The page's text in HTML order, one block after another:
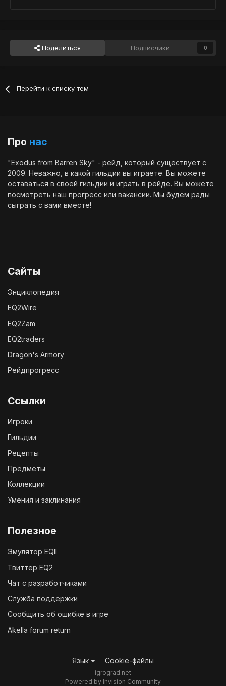
Поделиться Подписчики 0
Перейти к списку тем
Про нас
"Exodus from Barren Sky" - рейд, который существует с
2009. Неважно, в какой гильдии вы играете. Вы можете
оставаться в своей гильдии и играть в рейде. Вы можете
посмотреть наш прогресс или вакансии. Мы будем рады
сыграть с вами вместе!
Сайты
Энциклопедия
EQ2Wire
EQ2Zam
EQ2traders
Dragon's Armory
Рейдпрогресс
Ссылки
Игроки
Гильдии
Рецепты
Предметы
Коллекции
Умения и заклинания
Полезное
Эмулятор EQII
Твиттер EQ2
Чат с разработчиками
Служба поддержки
Сообщить об ошибке в игре
Akella forum return
Язык Cookie-файлы
igrograd.net
Powered by Invision Community